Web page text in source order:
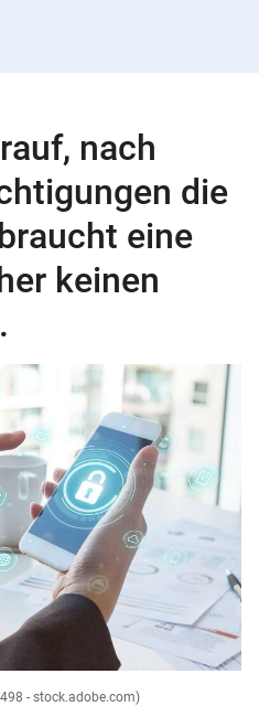
nach
die
eine
keinen
- stock.adobe.com)